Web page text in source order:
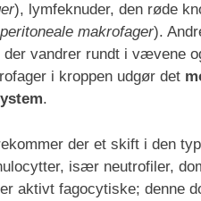
), lymfeknuder, den røde
peritoneale makrofager).
der vandrer rundt i vævene
i kroppen udgør det
.
der et skift i den
især neutrofiler,
aktivt fagocytiske; denne